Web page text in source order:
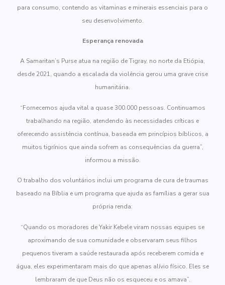
para consumo, contendo as vitaminas e minerais essenciais para o
seu desenvolvimento.
Esperança renovada
A Samaritan’s Purse atua na região de Tigray, no norte da Etiópia,
desde 2021, quando a escalada da violência gerou uma grave crise
humanitária.
“Fornecemos ajuda vital a quase 300.000 pessoas. Continuamos
trabalhando na região, atendendo às necessidades críticas e
oferecendo assistência contínua, baseada em princípios bíblicos, a
muitos tigrínios que ainda sofrem as consequências da guerra”,
informou a missão.
O trabalho dos voluntários inclui um programa de cura de traumas
baseado na Bíblia e um programa que ajuda as famílias a gerar sua
própria renda:
“Quando os moradores de Yakir Kebele viram nossas equipes se
aproximando de sua comunidade e observaram seus filhos
pequenos tiveram a saúde restaurada após receberem comida e
água, eles experimentaram mais do que apenas alívio físico. Eles se
lembraram de que Deus não os esqueceu e os amava”.